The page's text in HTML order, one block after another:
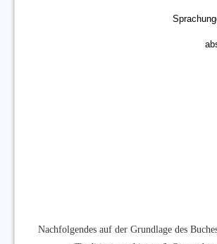
Nachfolgendes auf der Grundlage des